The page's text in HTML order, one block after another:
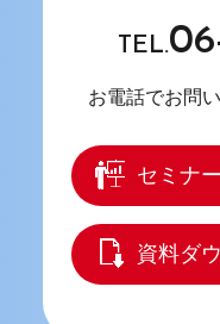
TEL.
お電話でお問
セミナ
資料ダ